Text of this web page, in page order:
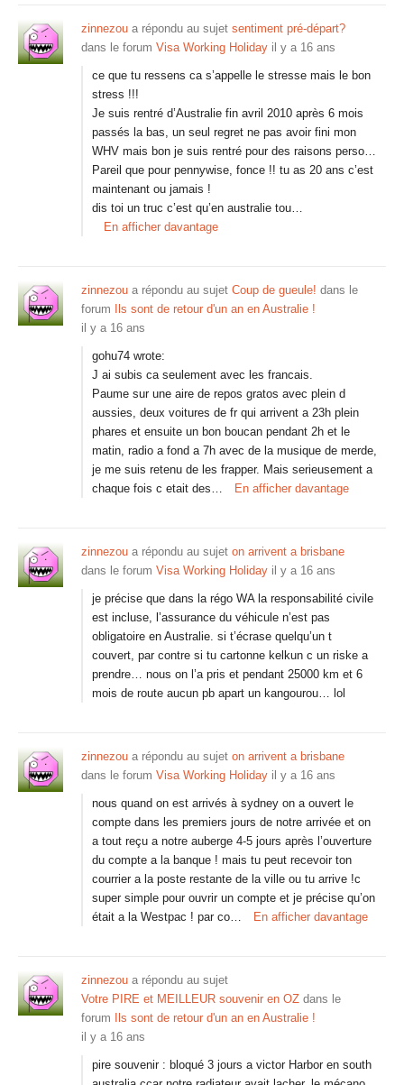
zinnezou a répondu au sujet sentiment pré-départ?
dans le forum Visa Working Holiday il y a 16 ans
ce que tu ressens ca s’appelle le stresse mais le bon
stress !!!
Je suis rentré d’Australie fin avril 2010 après 6 mois
passés la bas, un seul regret ne pas avoir fini mon
WHV mais bon je suis rentré pour des raisons perso…
Pareil que pour pennywise, fonce !! tu as 20 ans c’est
maintenant ou jamais !
dis toi un truc c’est qu’en australie tou…
En afficher davantage
zinnezou a répondu au sujet Coup de gueule! dans le
forum
Ils sont de retour d'un an en Australie !
il y a 16 ans
gohu74 wrote:
J ai subis ca seulement avec les francais.
Paume sur une aire de repos gratos avec plein d
aussies, deux voitures de fr qui arrivent a 23h plein
phares et ensuite un bon boucan pendant 2h et le
matin, radio a fond a 7h avec de la musique de merde,
je me suis retenu de les frapper. Mais serieusement a
chaque fois c etait des…
En afficher davantage
zinnezou a répondu au sujet on arrivent a brisbane
dans le forum Visa Working Holiday il y a 16 ans
je précise que dans la régo WA la responsabilité civile
est incluse, l’assurance du véhicule n’est pas
obligatoire en Australie. si t’écrase quelqu’un t
couvert, par contre si tu cartonne kelkun c un riske a
prendre… nous on l’a pris et pendant 25000 km et 6
mois de route aucun pb apart un kangourou… lol
zinnezou a répondu au sujet on arrivent a brisbane
dans le forum Visa Working Holiday il y a 16 ans
nous quand on est arrivés à sydney on a ouvert le
compte dans les premiers jours de notre arrivée et on
a tout reçu a notre auberge 4-5 jours après l’ouverture
du compte a la banque ! mais tu peut recevoir ton
courrier a la poste restante de la ville ou tu arrive !c
super simple pour ouvrir un compte et je précise qu’on
était a la Westpac ! par co…
En afficher davantage
zinnezou a répondu au sujet
Votre PIRE et MEILLEUR souvenir en OZ dans le
forum
Ils sont de retour d'un an en Australie !
il y a 16 ans
pire souvenir : bloqué 3 jours a victor Harbor en south